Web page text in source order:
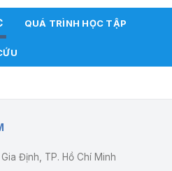
QUÁ TRÌNH HỌC TẬP
Định, TP. Hồ Chí Minh